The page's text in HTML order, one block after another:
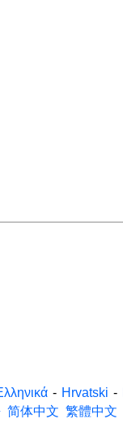
- Hrvatski -
简体中文 繁體中文